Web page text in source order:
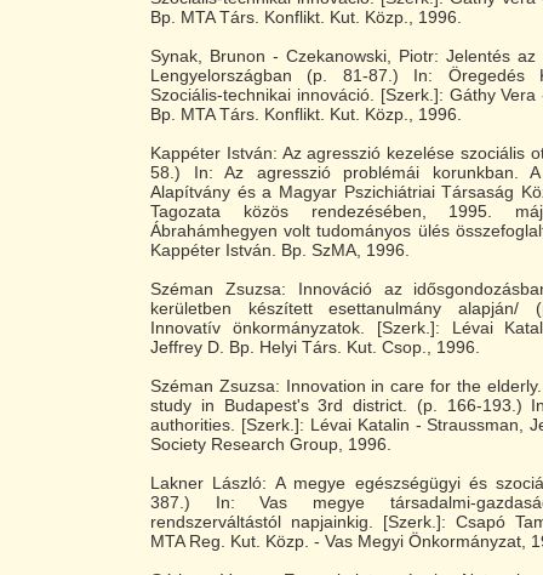
Bp. MTA Társ. Konflikt. Kut. Közp., 1996.
Synak, Brunon - Czekanowski, Piotr: Jelentés az
Lengyelországban (p. 81-87.) In: Öregedés
Szociális-technikai innováció. [Szerk.]: Gáthy
Bp. MTA Társ. Konflikt. Kut. Közp., 1996.
Kappéter István: Az agresszió kezelése szociális
58.) In: Az agresszió problémái korunkban.
Alapítvány és a Magyar Pszichiátriai Társaság
Tagozata közös rendezésében, 1995.
Ábrahámhegyen volt tudományos ülés
Kappéter István. Bp. SzMA, 1996.
Széman Zsuzsa: Innováció az
kerületben készített esettanulmány alapján/
Innovatív önkormányzatok. [Szerk.]: Lévai
Jeffrey D. Bp. Helyi Társ. Kut. Csop., 1996.
Széman Zsuzsa: Innovation in care for the
study in Budapest's 3rd district. (p. 166-193.)
authorities. [Szerk.]: Lévai Katalin - Straussman,
Society Research Group, 1996.
Lakner László: A megye egészségügyi és
387.) In: Vas megye társadalmi-
rendszerváltástól napjainkig. [Szerk.]: Csapó
MTA Reg. Kut. Közp. - Vas Megyi Önkormányzat,